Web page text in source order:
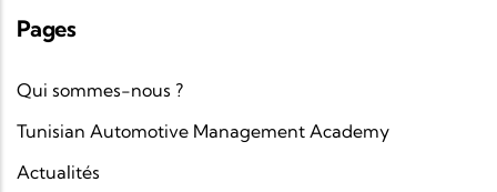
Pages
Qui sommes-nous ?
Tunisian Automotive Management Academy
Actualités